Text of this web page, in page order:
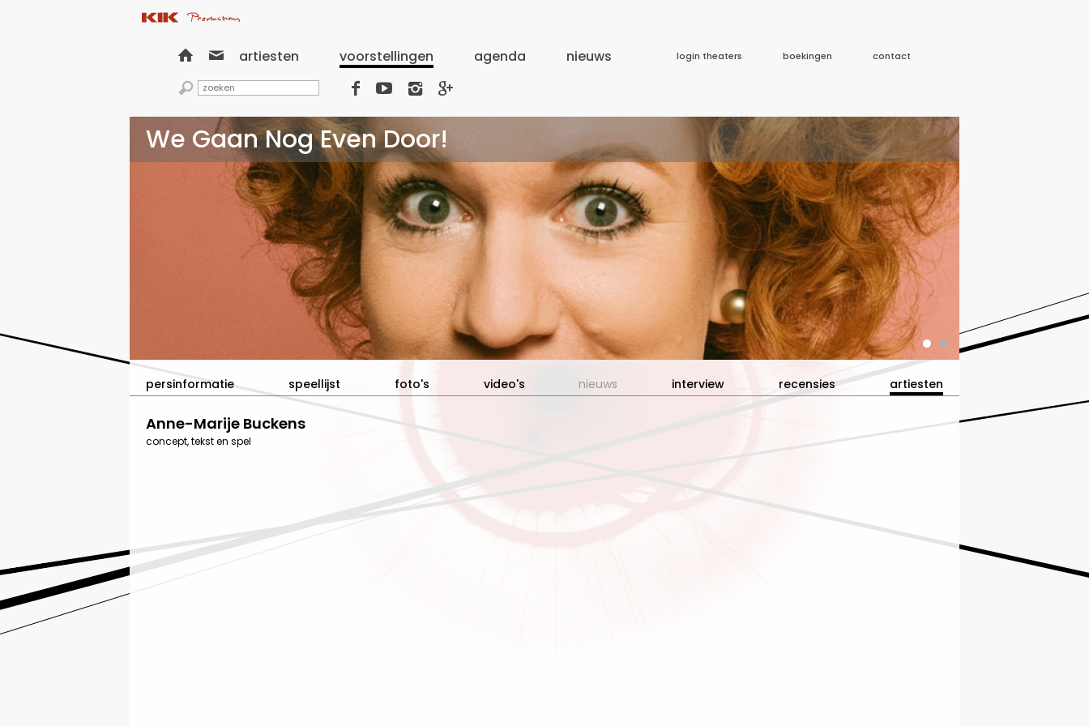
  artiesten voorstellingen agenda nieuws login theaters boekingen contact
    
We Gaan Nog Even Door!
persinformatie speellijst foto's video's nieuws interview recensies artiesten
Anne-Marije Buckens
concept, tekst en spel